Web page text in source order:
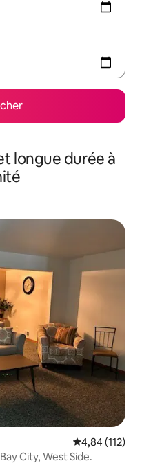
longue durée à
Évaluation
4,84 (112)
City, West Side.